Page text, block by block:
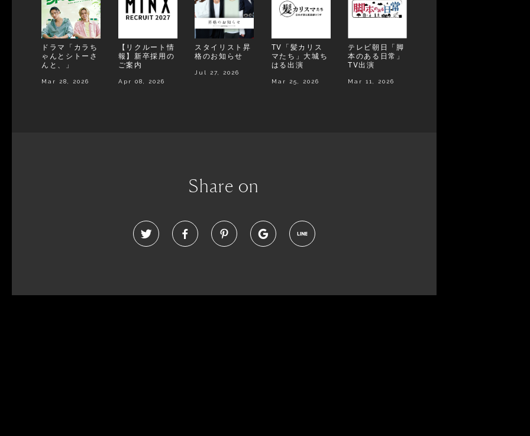
ドラマ「カラち
ゃんとシトーさ
んと、」
Mar 28, 2026
【リクルート情
報】新卒採用の
ご案内
Apr 08, 2026
スタイリスト昇
格のお知らせ
Jul 27, 2026
TV「髪カリス
マたち」大城ち
はる出演
Mar 25, 2026
テレビ朝日「脚
本のある日常」
TV出演
Mar 11, 2026
Share on